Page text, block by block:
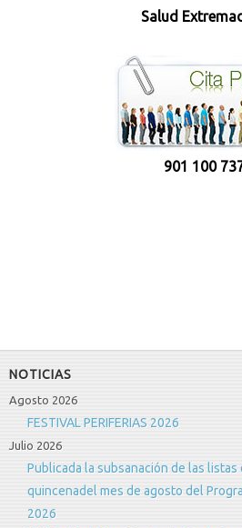
Salud
901 100
NOTICIAS
Agosto 2026
FESTIVAL PERIFERIAS 2026
Julio 2026
Publicada la subsanación de las
quincenadel mes de agosto del
2026